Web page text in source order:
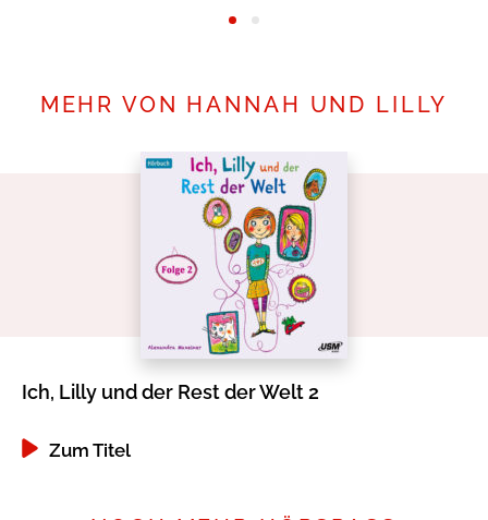
MEHR VON HANNAH UND LILLY
Ich, Lilly und der Rest der Welt 2
Zum Titel